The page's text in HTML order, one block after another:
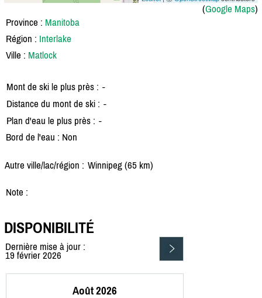
(Google Maps)
Province : Manitoba
Région : Interlake
Ville : Matlock
Mont de ski le plus près : -
Distance du mont de ski : -
Plan d'eau le plus près : -
Bord de l'eau : Non
Autre ville/lac/région : Winnipeg (65 km)
Note :
DISPONIBILITÉ
Dernière mise à jour :
19 février 2026
Août 2026